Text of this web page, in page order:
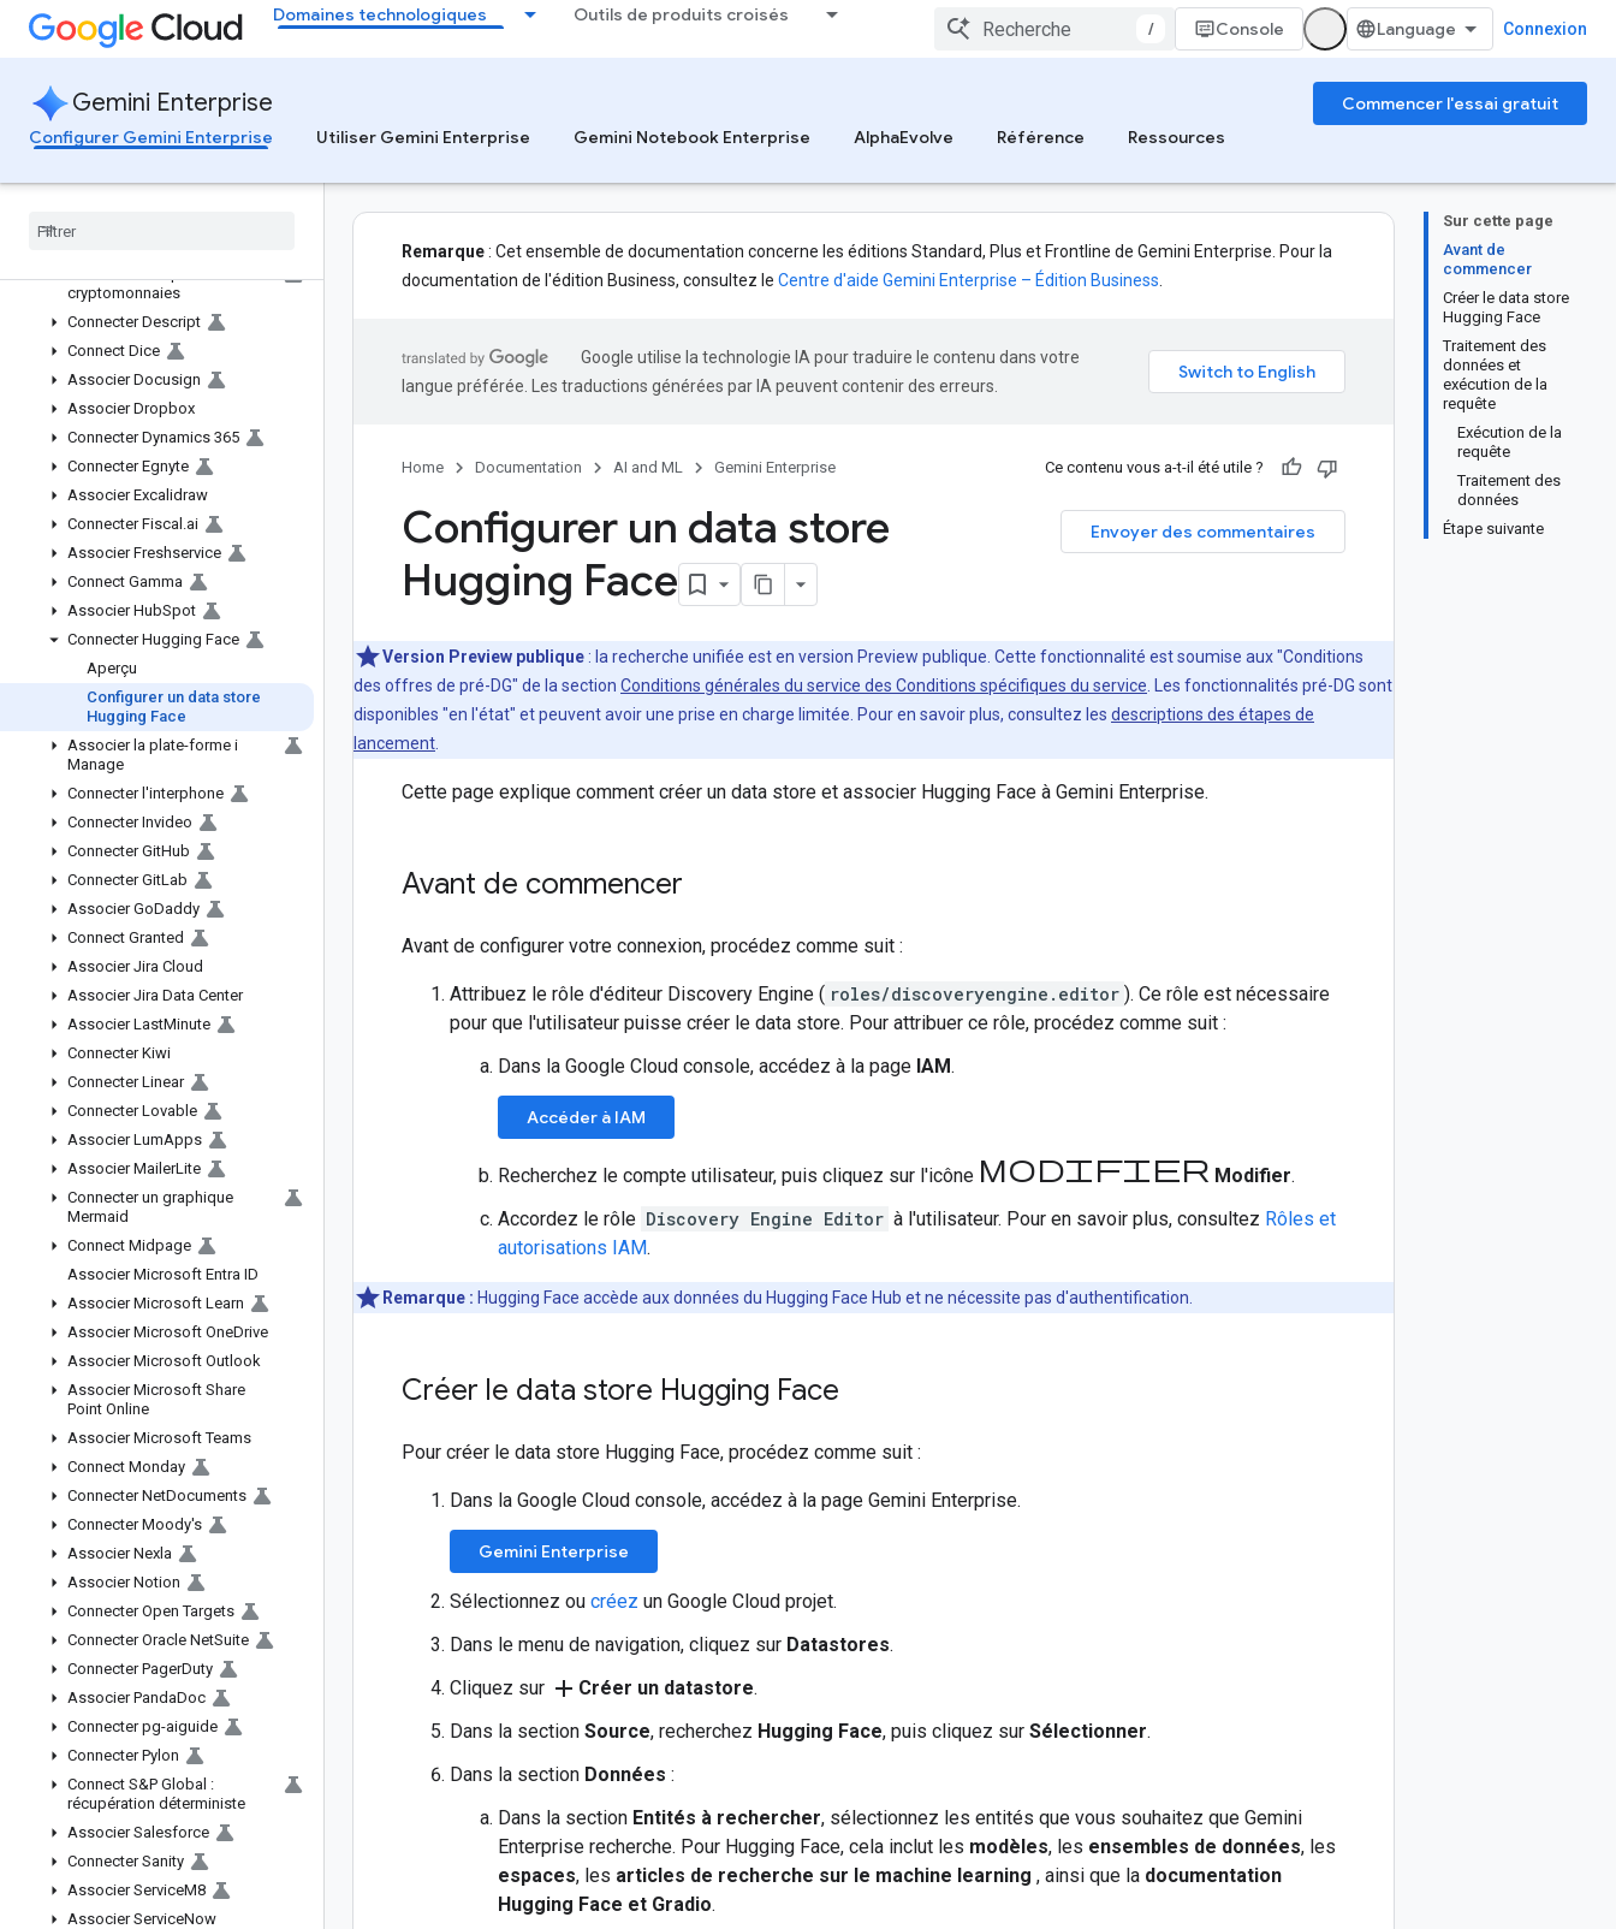
Domaines technologiques Outils de produits croisés
/ Console Connexion
Gemini Enterprise
Commencer l'essai gratuit
Configurer Gemini Enterprise
Utiliser Gemini Enterprise Gemini Notebook Enterprise AlphaEvolve Référence Ressources
Connecter AWS Marketplace
Associer Blockscout
Associer Calendly
Associer Confluence Cloud
Data Center
cryptomonnaies
Connecter Descript
Connect Dice
Associer Docusign
Associer Dropbox
Connecter Dynamics 365
Connecter Egnyte
Associer Excalidraw
Connecter Fiscal .ai
Associer Freshservice
Connect Gamma
Associer HubSpot
Connecter Hugging Face
Aperçu
Configurer un data store
Hugging Face
Associer la plate-forme i
Manage
Connecter l'interphone
Connecter Invideo
Connecter GitHub
Connecter GitLab
Associer GoDaddy
Connect Granted
Associer Jira Cloud
Associer Jira Data Center
Associer LastMinute
Connecter Kiwi
Connecter Linear
Connecter Lovable
Associer LumApps
Associer MailerLite
Connecter un graphique
Mermaid
Connect Midpage
Associer Microsoft Entra ID
Associer Microsoft Learn
Associer Microsoft OneDrive
Associer Microsoft Outlook
Associer Microsoft Share
Point Online
Associer Microsoft Teams
Connect Monday
Connecter NetDocuments
Connecter Moody's
Associer Nexla
Associer Notion
Connecter Open Targets
Connecter Oracle NetSuite
Connecter PagerDuty
Associer PandaDoc
Connecter pg-aiguide
Connecter Pylon
Connect S&P Global :
récupération déterministe
Associer Salesforce
Connecter Sanity
Associer ServiceM8
Associer ServiceNow
Sur cette page
Avant de
commencer
Créer le data store
Hugging Face
Traitement des
données et
exécution de la
requête
Exécution de la
requête
Traitement des
données
Étape suivante
Remarque: Cet ensemble de documentation concerne les éditions Standard, Plus et Frontline de Gemini Enterprise. Pour la
documentation de l'édition Business, consultez le Centre d'aide Gemini Enterprise – Édition Business
Google utilise la technologie IA pour traduire le contenu dans votre
langue préférée. Les traductions générées par IA peuvent contenir des erreurs.
Home Documentation AI and ML Gemini Enterprise Ce contenu vous a-t-il été utile ?
Envoyer des commentaires
Configurer un data store
Hugging Face
Version Preview publique : la recherche unifiée est en version Preview publique. Cette fonctionnalité est soumise aux "Conditions
des offres de pré-DG" de la section Conditions générales du service des Conditions spécifiques du service . Les fonctionnalités pré-DG sont
disponibles "en l'état" et peuvent avoir une prise en charge limitée. Pour en savoir plus, consultez les descriptions des étapes de
lancement
Cette page explique comment créer un data store et associer Hugging Face à Gemini Enterprise.
Avant de commencer
Avant de configurer votre connexion, procédez comme suit :
Attribuez le rôle d'éditeur Discovery Engine ( roles/discoveryengine.editor ). Ce rôle est nécessaire
pour que l'utilisateur puisse créer le data store. Pour attribuer ce rôle, procédez comme suit :
Dans la Google Cloud console, accédez à la page IAM.
Accéder à IAM
Recherchez le compte utilisateur, puis cliquez sur l'icône Modifier Modifier.
Accordez le rôle Discovery Engine Editor à l'utilisateur. Pour en savoir plus, consultez Rôles et
autorisations IAM.
Remarque : Hugging Face accède aux données du Hugging Face Hub et ne nécessite pas d'authentification.
Créer le data store Hugging Face
Pour créer le data store Hugging Face, procédez comme suit :
Dans la Google Cloud console, accédez à la page Gemini Enterprise.
Gemini Enterprise
Sélectionnez ou créez un Google Cloud projet.
Dans le menu de navigation, cliquez sur Datastores.
Cliquez sur add Créer un datastore.
Dans la section Source, recherchez Hugging Face, puis cliquez sur Sélectionner.
Dans la section Données :
Dans la section Entités à rechercher, sélectionnez les entités que vous souhaitez que Gemini
Enterprise recherche. Pour Hugging Face, cela inclut les modèles, les ensembles de données, les
espaces, les articles de recherche sur le machine learning , ainsi que la documentation
Hugging Face et Gradio.